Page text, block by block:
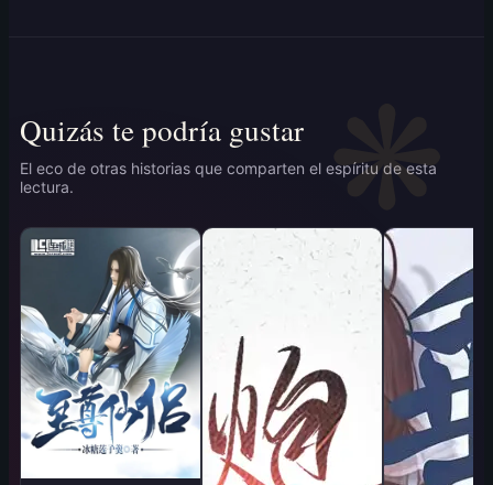
Quizás te podría gustar
El eco de otras historias que comparten el espíritu de esta
lectura.